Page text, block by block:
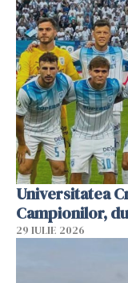
Universitatea
Campionilor,
29 IULIE 2026